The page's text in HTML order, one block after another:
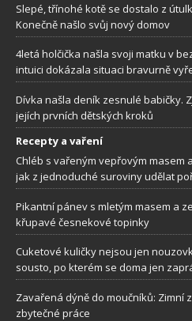
Slepé, třínohé kotě se dostalo z
Konečně našlo svůj nový domov
4letá holčička našla svoji matku v
intuici dokázala situaci bravurně
Dívka našla deník zesnulé babičky.
jejích prvních dětských kroků
Recepty a vaření
Chléb s vařeným vepřovým masem
jak z jednoduché suroviny udělat
Pikantní pánev s mletým masem a
křupavé česnekové topinky
Cuketové kuličky nejsou jen
sousto, po kterém se doma jen
Zavařená dýně do moučníků: Zimní
zbytečné práce